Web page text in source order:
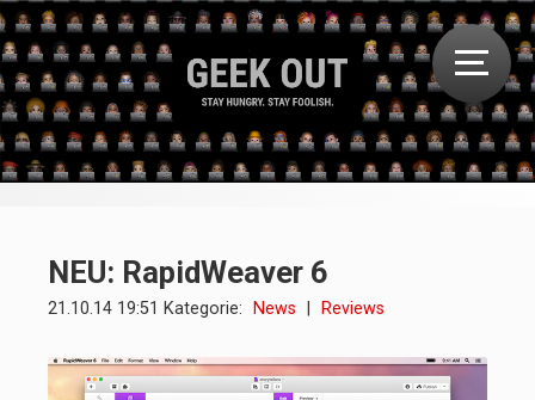
NEU: RapidWeaver 6
21.10.14 19:51 Kategorie: News Reviews